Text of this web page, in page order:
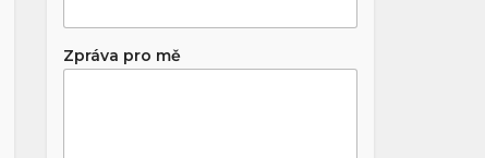
Zpráva pro mě